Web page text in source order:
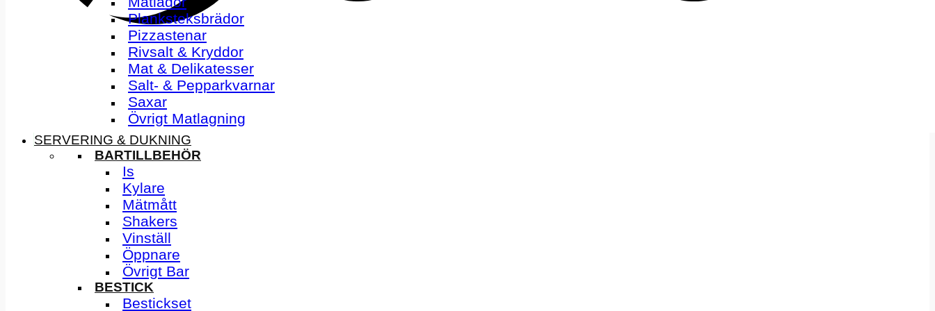
Planksteksbrädor
Pizzastenar
Rivsalt & Kryddor
Mat & Delikatesser
Salt- & Pepparkvarnar
Saxar
Övrigt Matlagning
SERVERING & DUKNING
BARTILLBEHÖR
Is
Kylare
Mätmått
Shakers
Vinställ
Öppnare
Övrigt Bar
BESTICK
Bestickset